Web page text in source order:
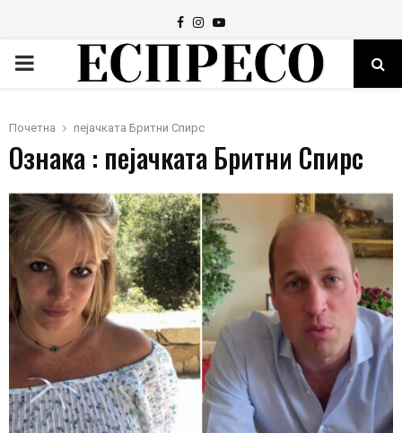
Facebook
Instagram
Youtube
PRIMARY
Почетна пејачката Бритни Спирс
Ознака : пејачката Бритни Спирс